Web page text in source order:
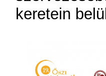
keretein